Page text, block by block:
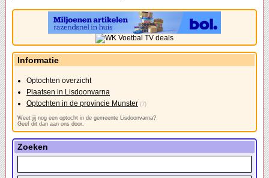
Informatie
Optochten overzicht
Plaatsen in Lisdoonvarna
Optochten in de provincie Munster (7)
Weet jij nog een optocht in de gemeente Lisdoonvarna?
Geef dit dan aan ons door.
Zoeken